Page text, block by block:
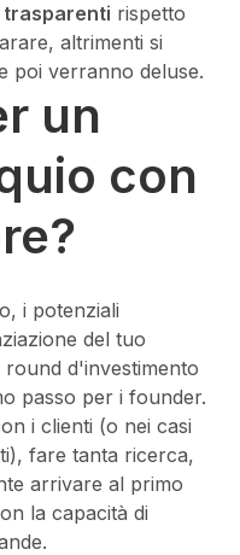
rispetto
altrimenti si
poi verranno deluse.
un
con
i potenziali
del tuo
d'investimento
passo per i founder.
i clienti (o nei casi
fare tanta ricerca,
arrivare al primo
la capacità di